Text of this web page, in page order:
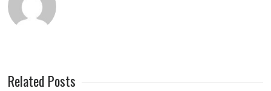
Related Posts